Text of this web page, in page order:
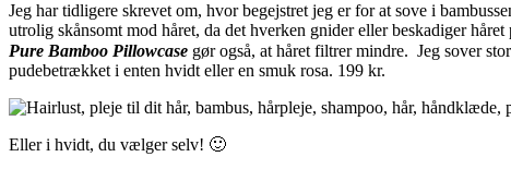
Jeg har tidligere skrevet om, hvor begejstret jeg er for at sove i
utrolig skånsomt mod håret, da det hverken gnider eller beskadiger
Pure Bamboo Pillowcase gør også, at håret filtrer mindre. Jeg sover
pudebetrækket i enten hvidt eller en smuk rosa. 199 kr.
Eller i hvidt, du vælger selv! 🙂